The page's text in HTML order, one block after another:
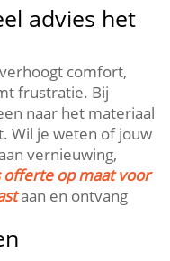
advies het
comfort,
frustratie.​ Bij
naar het materiaal
Wil je weten of jouw
vernieuwing,
offerte op maat voor
aan en ontvang